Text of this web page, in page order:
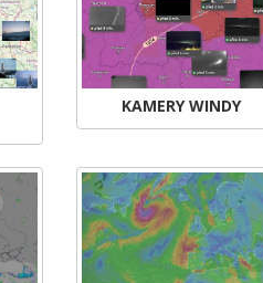
KAMERY WINDY